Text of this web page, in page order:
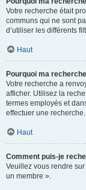
Votre recherche était
communs qui ne sont
d’utiliser les différents
Haut
Pourquoi ma
Votre recherche a
afficher. Utilisez la
termes employés et
effectuer une recherche.
Haut
Comment puis-je
Veuillez vous rendre
un membre ».